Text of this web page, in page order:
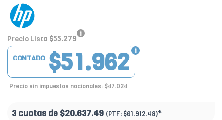
Precio Lista $55.279
$51.962
CONTADO
Precio sin impuestos nacionales: $47.024
3 cuotas de $20.637.49 (PTF: $61.912.48)*